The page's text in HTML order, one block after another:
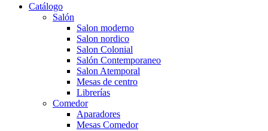
Catálogo
Salón
Salon moderno
Salon nordico
Salon Colonial
Salón Contemporaneo
Salon Atemporal
Mesas de centro
Librerías
Comedor
Aparadores
Mesas Comedor